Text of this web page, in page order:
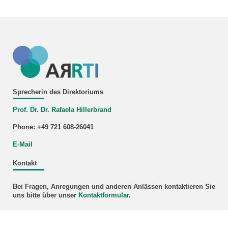
Sprecherin des Direktoriums
Prof. Dr. Dr. Rafaela Hillerbrand
Phone: +49 721 608-26041
E-Mail
Kontakt
Bei Fragen, Anregungen und anderen Anlässen kontaktieren Sie
uns bitte über unser Kontaktformular.